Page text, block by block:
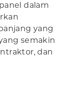
dalam
yang
semakin
dan